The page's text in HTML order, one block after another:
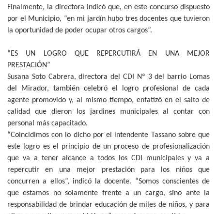
Finalmente, la directora indicó que, en este concurso dispuesto
por el Municipio, “en mi jardín hubo tres docentes que tuvieron
la oportunidad de poder ocupar otros cargos”.
“ES UN LOGRO QUE REPERCUTIRÁ EN UNA MEJOR
PRESTACIÓN”
Susana Soto Cabrera, directora del CDI Nº 3 del barrio Lomas
del Mirador, también celebró el logro profesional de cada
agente promovido y, al mismo tiempo, enfatizó en el salto de
calidad que dieron los jardines municipales al contar con
personal más capacitado.
“Coincidimos con lo dicho por el intendente Tassano sobre que
este logro es el principio de un proceso de profesionalización
que va a tener alcance a todos los CDI municipales y va a
repercutir en una mejor prestación para los niños que
concurren a ellos”, indicó la docente. “Somos conscientes de
que estamos no solamente frente a un cargo, sino ante la
responsabilidad de brindar educación de miles de niños, y para